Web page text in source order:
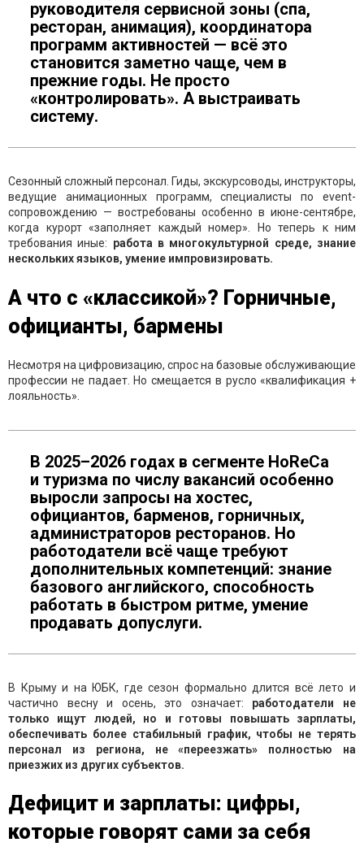
руководителя сервисной зоны (спа,
ресторан, анимация), координатора
программ активностей — всё это
становится заметно чаще, чем в
прежние годы. Не просто
«контролировать». А выстраивать
систему.
Сезонный сложный персонал. Гиды, экскурсоводы, инструкторы,
ведущие анимационных программ, специалисты по event-
сопровождению — востребованы особенно в июне-сентябре,
когда курорт «заполняет каждый номер». Но теперь к ним
требования иные: работа в многокультурной среде, знание
нескольких языков, умение импровизировать.
А что с «классикой»? Горничные,
официанты, бармены
Несмотря на цифровизацию, спрос на базовые обслуживающие
профессии не падает. Но смещается в русло «квалификация +
лояльность».
В 2025–2026 годах в сегменте HoReCa
и туризма по числу вакансий особенно
выросли запросы на хостес,
официантов, барменов, горничных,
администраторов ресторанов. Но
работодатели всё чаще требуют
дополнительных компетенций: знание
базового английского, способность
работать в быстром ритме, умение
продавать допуслуги.
В Крыму и на ЮБК, где сезон формально длится всё лето и
частично весну и осень, это означает: работодатели не
только ищут людей, но и готовы повышать зарплаты,
обеспечивать более стабильный график, чтобы не терять
персонал из региона, не «переезжать» полностью на
приезжих из других субъектов.
Дефицит и зарплаты: цифры,
которые говорят сами за себя